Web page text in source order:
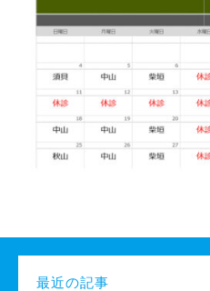
最近の記事